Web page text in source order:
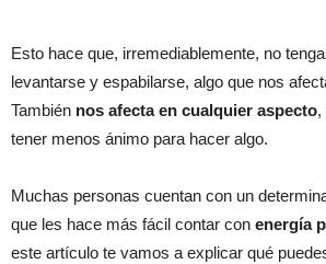
Esto hace que, irremediablemente, no
levantarse y espabilarse, algo que nos
También nos afecta en cualquier aspecto,
tener menos ánimo para hacer algo.
Muchas personas cuentan con un
que les hace más fácil contar con energía
este artículo te vamos a explicar qué